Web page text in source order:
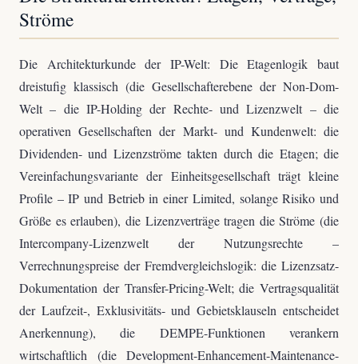
Ströme
Die Architekturkunde der IP-Welt: Die Etagenlogik baut
dreistufig klassisch (die Gesellschafterebene der Non-Dom-
Welt – die IP-Holding der Rechte- und Lizenzwelt – die
operativen Gesellschaften der Markt- und Kundenwelt: die
Dividenden- und Lizenzströme takten durch die Etagen; die
Vereinfachungsvariante der Einheitsgesellschaft trägt kleine
Profile – IP und Betrieb in einer Limited, solange Risiko und
Größe es erlauben), die Lizenzverträge tragen die Ströme (die
Intercompany-Lizenzwelt der Nutzungsrechte –
Verrechnungspreise der Fremdvergleichslogik: die Lizenzsatz-
Dokumentation der Transfer-Pricing-Welt; die Vertragsqualität
der Laufzeit-, Exklusivitäts- und Gebietsklauseln entscheidet
Anerkennung), die DEMPE-Funktionen verankern
wirtschaftlich (die Development-Enhancement-Maintenance-